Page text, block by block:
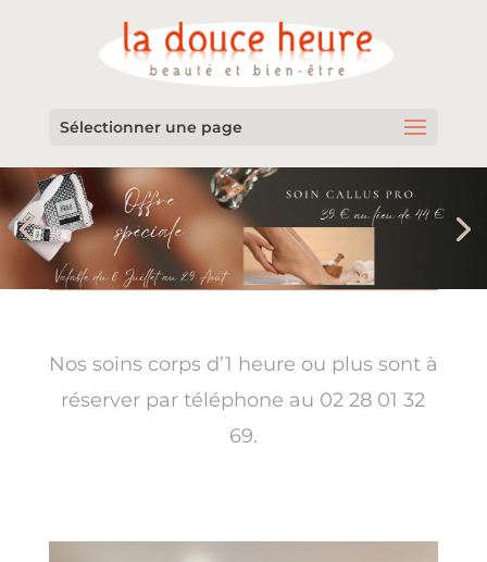
Sélectionner une page
Nos soins corps d’1 heure ou plus sont à
réserver par téléphone au 02 28 01 32
69.